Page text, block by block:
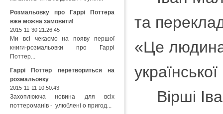
та
«Це
Вірші
Розмальовку про Гаррі Поттера
вже можна замовити!
2015-11-30 21:26:45
Ми всі чекаємо на появу першої
книги-розмальовки про Гаррі
Поттер...
Гаррі Поттер перетвориться на
розмальовку
2015-11-11 10:50:43
Захоплююча новина для всіх
поттероманів - улюблені о пригод...